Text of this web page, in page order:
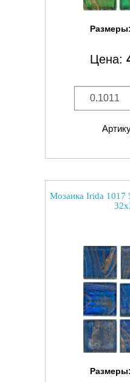
Размеры:
Цена:
Мозаика Irida 1017
Размеры: